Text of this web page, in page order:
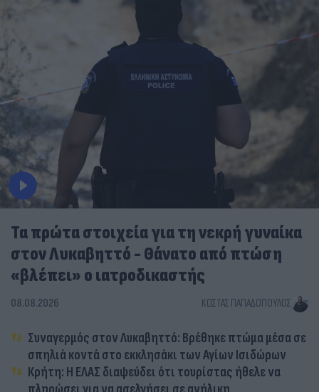
Τα πρώτα στοιχεία για τη νεκρή γυναίκα
στον Λυκαβηττό - Θάνατο από πτώση
«βλέπει» ο ιατροδικαστής
08.08.2026 ΚΏΣΤΑΣ ΠΑΠΑΔΌΠΟΥΛΟΣ
Συναγερμός στον Λυκαβηττό: Βρέθηκε πτώμα μέσα σε
σπηλιά κοντά στο εκκλησάκι των Αγίων Ισιδώρων
Κρήτη: Η ΕΛΑΣ διαψεύδει ότι τουρίστας ήθελε να